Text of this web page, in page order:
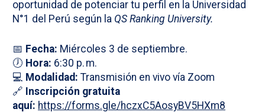
oportunidad de potenciar tu perfil en la Universidad
N°1 del Perú según la QS Ranking University.
📅 Fecha: Miércoles 3 de septiembre.
🕖 Hora: 6:30 p. m.
💻 Modalidad: Transmisión en vivo vía Zoom
🔗 Inscripción gratuita
aquí: https://forms.gle/hczxC5AosyBV5HXm8